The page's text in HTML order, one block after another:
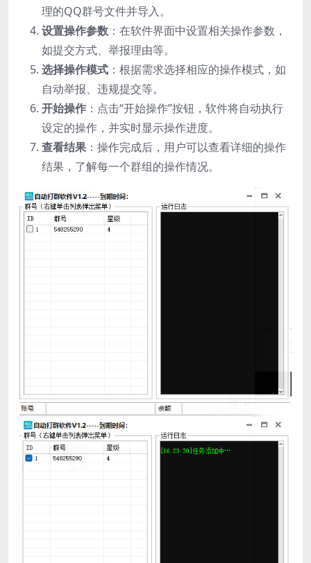
理的QQ群号文件并导入。
设置操作参数 ：在软件界面中设置相关操作参数，
如提交方式、举报理由等。
选择操作模式 ：根据需求选择相应的操作模式，如
自动举报、违规提交等。
开始操作 ：点击“开始操作”按钮，软件将自动执行
设定的操作，并实时显示操作进度。
查看结果 ：操作完成后，用户可以查看详细的操作
结果，了解每一个群组的操作情况。